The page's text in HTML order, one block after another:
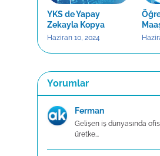
YKS de Yapay
Zekayla Kopya
Haziran 10, 2024
Yorumlar
Ferman
Gelişen iş dünyasında
üretke...